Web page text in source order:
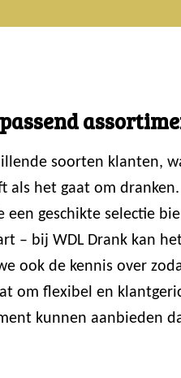
soorten klanten,
als het gaat om
een geschikte selectie
– bij WDL Drank kan
ook de kennis over
om flexibel en
kunnen aanbieden